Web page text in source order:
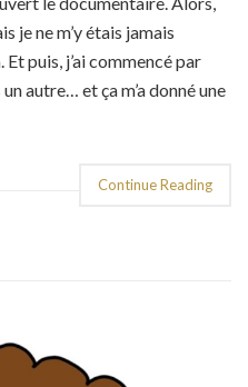
je ne m’y étais jamais
puis, j’ai commencé par
autre… et ça m’a donné une
Continue Reading